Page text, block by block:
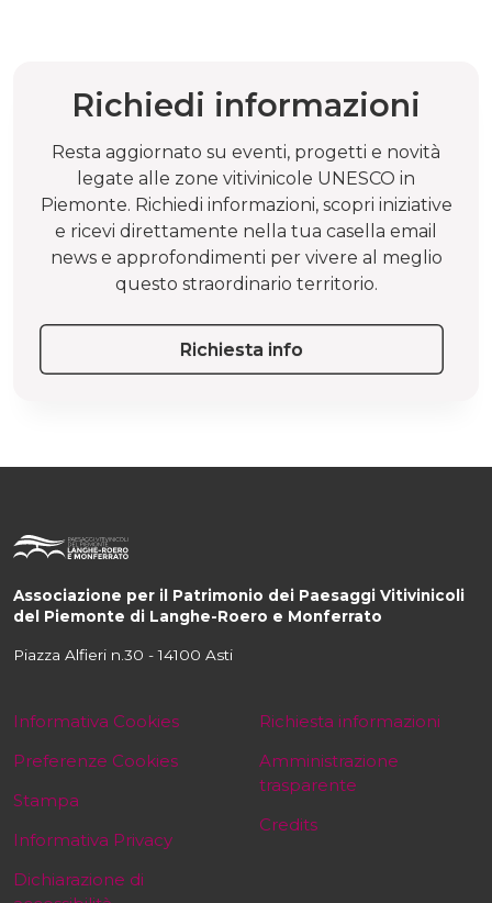
Richiedi informazioni
Resta aggiornato su eventi, progetti e novità
legate alle zone vitivinicole UNESCO in
Piemonte. Richiedi informazioni, scopri iniziative
e ricevi direttamente nella tua casella email
news e approfondimenti per vivere al meglio
questo straordinario territorio.
Richiesta info
Associazione per il Patrimonio dei Paesaggi Vitivinicoli
del Piemonte di Langhe-Roero e Monferrato
Piazza Alfieri n.30 - 14100 Asti
Informativa Cookies
Preferenze Cookies
Stampa
Informativa Privacy
Dichiarazione di
Richiesta informazioni
Amministrazione
trasparente
Credits